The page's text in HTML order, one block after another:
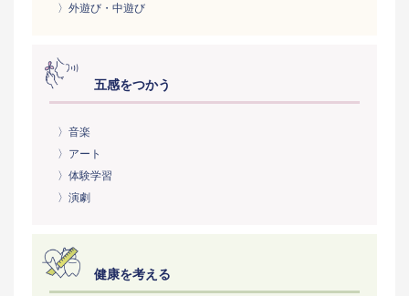
〉外遊び・中遊び
五感をつかう
〉音楽
〉アート
〉体験学習
〉演劇
健康を考える